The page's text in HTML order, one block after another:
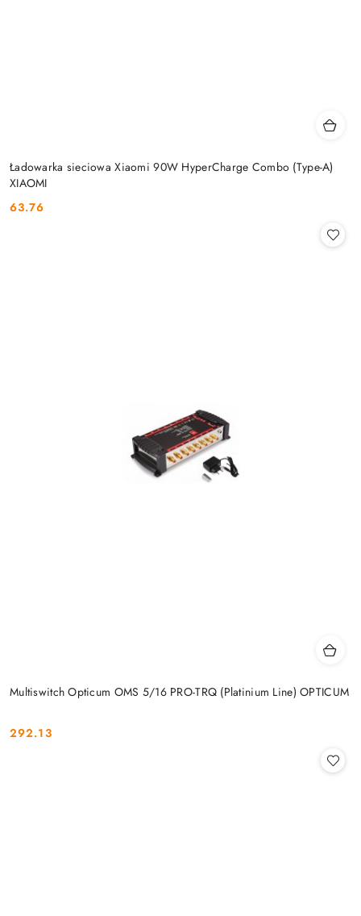
Ładowarka sieciowa Xiaomi 90W HyperCharge Combo (Type-A)
XIAOMI
Cena:
63.76
Multiswitch Opticum OMS 5/16 PRO-TRQ (Platinium Line) OPTICUM
Cena:
292.13